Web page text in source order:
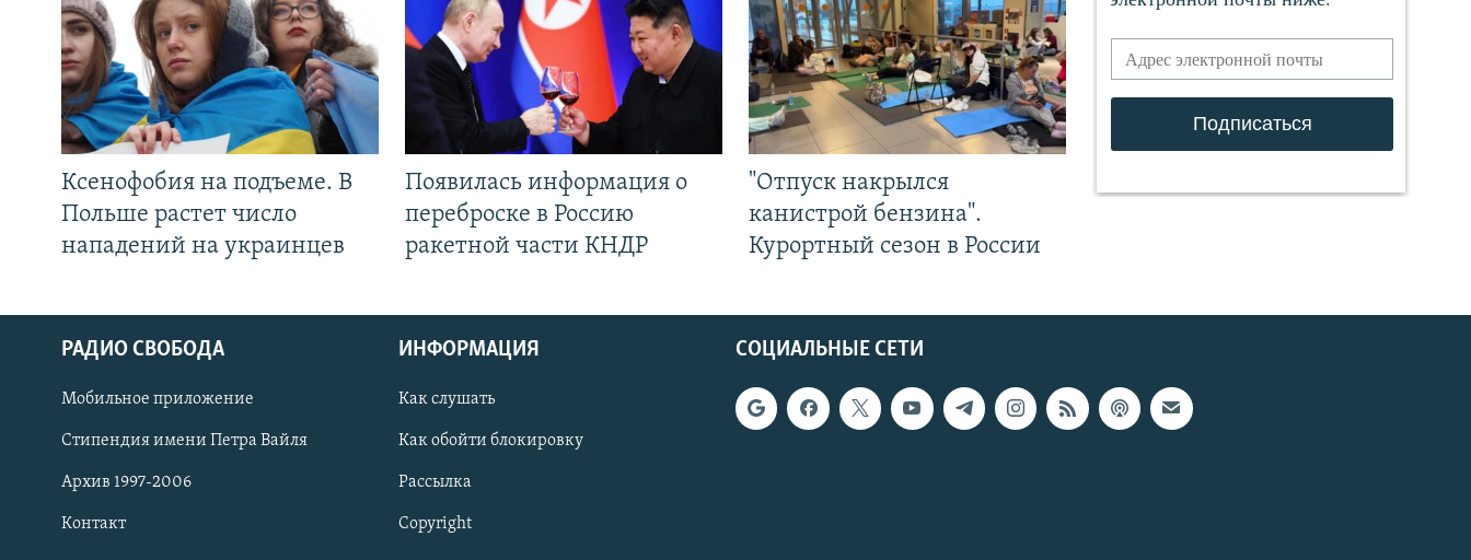
СОЦИАЛЬНЫЕ СЕТИ
Ксенофобия на подъеме. В
Польше растет число
нападений на украинцев
Появилась информация о
переброске в Россию
ракетной части КНДР
"Отпуск накрылся
канистрой бензина".
Курортный сезон в России
СОЦИАЛЬНЫЕ СЕТИ
РАДИО СВОБОДА
Мобильное приложение
Стипендия имени Петра Вайля
Архив 1997-2006
Контакт
ИНФОРМАЦИЯ
Как слушать
Как обойти блокировку
Рассылка
Copyright